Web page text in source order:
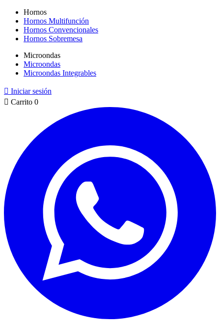
Hornos
Hornos Multifunción
Hornos Convencionales
Hornos Sobremesa
Microondas
Microondas
Microondas Integrables
 Iniciar sesión
 Carrito 0